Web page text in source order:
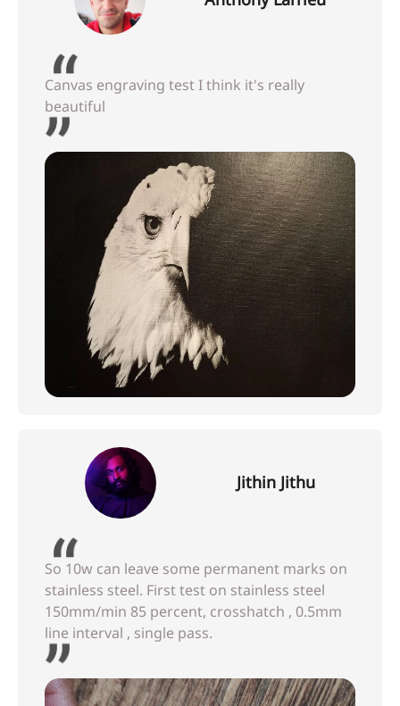
Canvas engraving test I think it's really
beautiful
Jithin Jithu
So 10w can leave some permanent marks on
stainless steel. First test on stainless steel
150mm/min 85 percent, crosshatch , 0.5mm
line interval , single pass.